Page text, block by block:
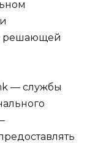
решающей
— службы